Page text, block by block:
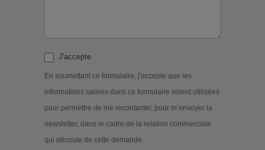
J'accepte
En soumettant ce formulaire, j'accepte que les
informations saisies dans ce formulaire soient utilisées
pour permettre de me recontacter, pour m’envoyer la
newsletter, dans le cadre de la relation commerciale
qui découle de cette demande.